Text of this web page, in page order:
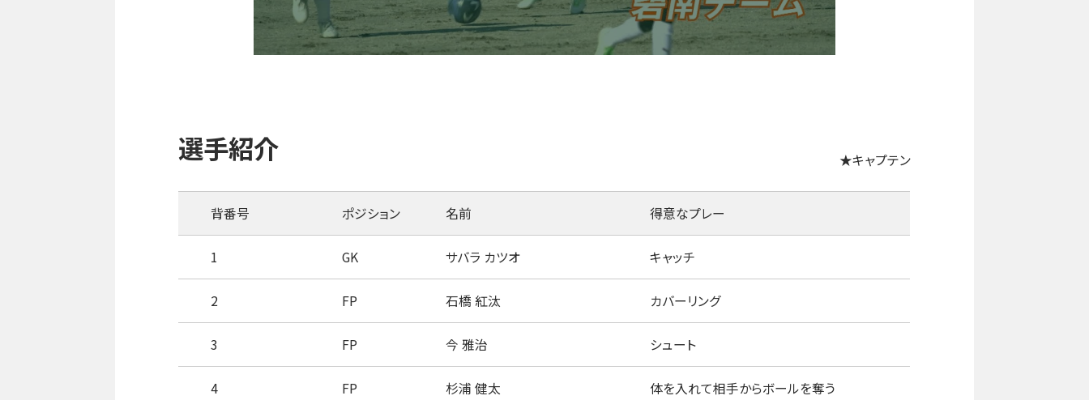
選手紹介 ★キャプテン
背番号 ポジション 名前 得意なプレー
1 GK サバラ カツオ キャッチ
2 FP 石橋 紅汰 カバーリング
3 FP 今 雅治 シュート
4 FP 杉浦 健太 体を入れて相手からボールを奪う